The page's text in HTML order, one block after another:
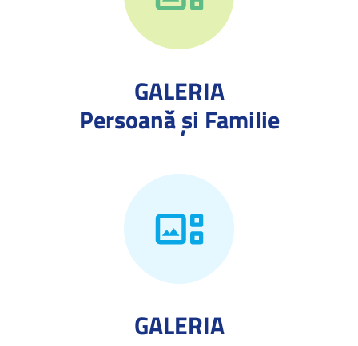
GALERIA
Persoană și Familie
GALERIA